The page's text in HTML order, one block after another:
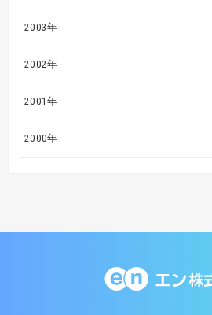
2003年
2002年
2001年
2000年